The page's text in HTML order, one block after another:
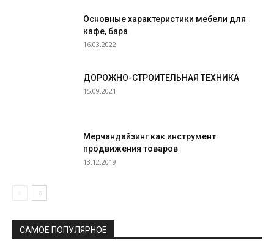
Основные характеристики мебели для
кафе, бара
16.03.2022
ДОРОЖНО-СТРОИТЕЛЬНАЯ ТЕХНИКА
15.09.2021
Мерчандайзинг как инструмент
продвижения товаров
13.12.2019
САМОЕ ПОПУЛЯРНОЕ